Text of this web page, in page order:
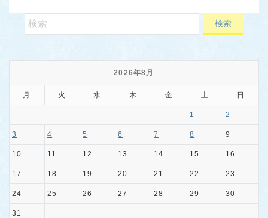
2026年8月
月 火 水 木 金 土 日
1 2
3 4 5 6 7 8 9
10 11 12 13 14 15 16
17 18 19 20 21 22 23
24 25 26 27 28 29 30
31